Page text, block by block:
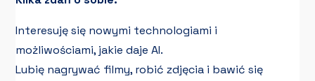
Interesuję się nowymi technologiami i
możliwościami, jakie daje AI.
Lubię nagrywać filmy, robić zdjęcia i bawić się